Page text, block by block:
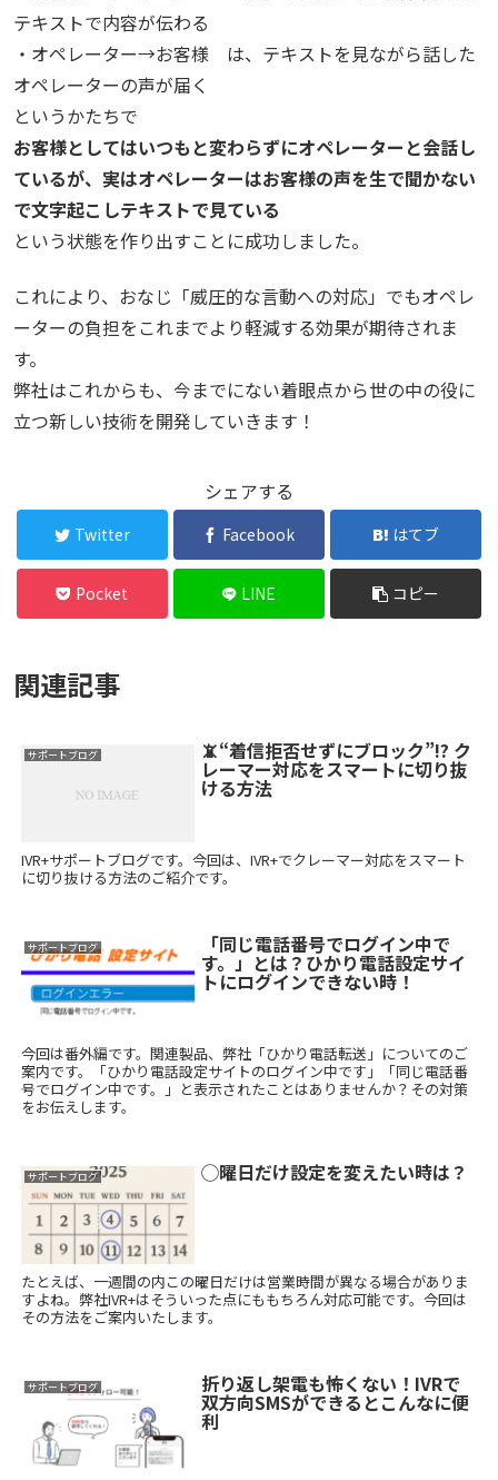
テキストで内容が伝わる
・オペレーター→お客様 は、テキストを見ながら話した
オペレーターの声が届く
というかたちで
お客様としてはいつもと変わらずにオペレーターと会話し
ているが、実はオペレーターはお客様の声を生で聞かない
で文字起こしテキストで見ている
という状態を作り出すことに成功しました。
これにより、おなじ「威圧的な言動への対応」でもオペレ
ーターの負担をこれまでより軽減する効果が期待されま
す。
弊社はこれからも、今までにない着眼点から世の中の役に
立つ新しい技術を開発していきます！
シェアする
Twitter Facebook はてブ
Pocket LINE コピー
関連記事
サポートブログ 📵“着信拒否せずにブロック”!? ク
レーマー対応をスマートに切り抜
ける方法
IVR+サポートブログです。今回は、IVR+でクレーマー対応をスマート
に切り抜ける方法のご紹介です。
サポートブログ 「同じ電話番号でログイン中で
す。」とは？ひかり電話設定サイ
トにログインできない時！
今回は番外編です。関連製品、弊社「ひかり電話転送」についてのご
案内です。「ひかり電話設定サイトのログイン中です」「同じ電話番
号でログイン中です。」と表示されたことはありませんか？その対策
をお伝えします。
サポートブログ ◯曜日だけ設定を変えたい時は？
たとえば、一週間の内この曜日だけは営業時間が異なる場合がありま
すよね。弊社IVR+はそういった点にももちろん対応可能です。今回は
その方法をご案内いたします。
サポートブログ 折り返し架電も怖くない！IVRで
双方向SMSができるとこんなに便
利